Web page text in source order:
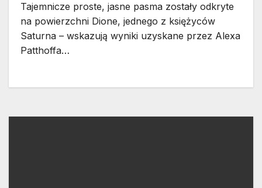
Tajemnicze proste, jasne pasma zostały odkryte
na powierzchni Dione, jednego z księżyców
Saturna – wskazują wyniki uzyskane przez Alexa
Patthoffa…